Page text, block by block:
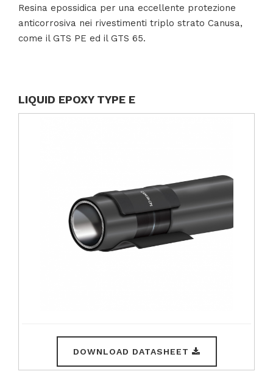
Resina epossidica per una eccellente protezione
anticorrosiva nei rivestimenti triplo strato Canusa,
come il GTS PE ed il GTS 65.
LIQUID EPOXY TYPE E
DOWNLOAD DATASHEET